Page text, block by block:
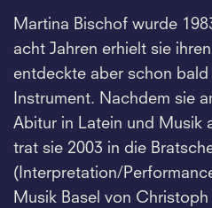
Martina Bischof wurde
acht Jahren erhielt sie
entdeckte aber schon
Instrument. Nachdem sie
Abitur in Latein und Musik
trat sie 2003 in die
(Interpretation/
Musik Basel von